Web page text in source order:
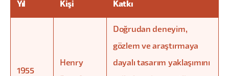
Yıl Kişi Katkı
1955
Henry
Doğrudan deneyim,
gözlem ve araştırmaya
dayalı tasarım yaklaşımını